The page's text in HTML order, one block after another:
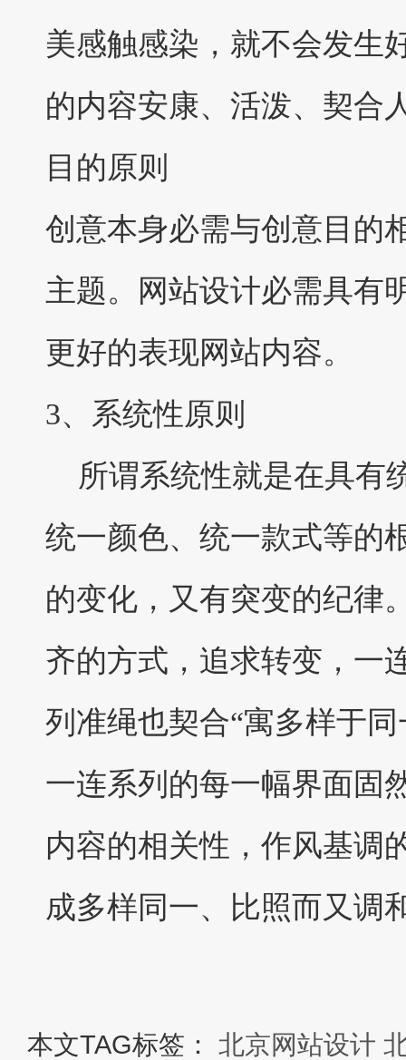
美感触感染，就不会发生
的内容安康、活泼、契合
目的原则
创意本身必需与创意目的
主题。
网站设计必需具有
更好的表现网站内容。
3、系统性原则
所谓系统性就是在具有
统一颜色、统一款式等的
的变化，又有突变的纪律
齐的方式，追求转变，一
列准绳也契合“寓多样于
一连系列的每一幅界面固
内容的相关性，作风基调
成多样同一、比照而又调
本文TAG标签： 北京网站设计